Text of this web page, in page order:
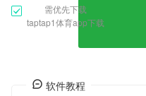
需优先下载
taptap1体育app下载
软件教程